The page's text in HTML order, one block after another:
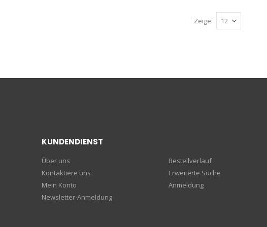
Zeige
KUNDENDIENST
Über uns
Kontaktiere uns
Mein Konto
Newsletter-Anmeldung
Bestellverlauf
Erweiterte Suche
Anmeldung